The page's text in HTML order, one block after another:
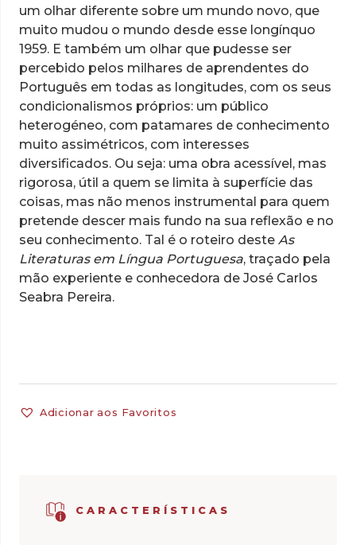
CARACTERÍSTICAS
um olhar diferente sobre um mundo novo, que
muito mudou o mundo desde esse longínquo
1959. E também um olhar que pudesse ser
percebido pelos milhares de aprendentes do
Português em todas as longitudes, com os seus
condicionalismos próprios: um público
heterogéneo, com patamares de conhecimento
muito assimétricos, com interesses
diversificados. Ou seja: uma obra acessível, mas
rigorosa, útil a quem se limita à superfície das
coisas, mas não menos instrumental para quem
pretende descer mais fundo na sua reflexão e no
seu conhecimento. Tal é o roteiro deste As
Literaturas em Língua Portuguesa, traçado pela
mão experiente e conhecedora de José Carlos
Seabra Pereira.
Adicionar aos Favoritos